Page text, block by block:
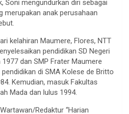
Soni mengundurkan diri sebagai
merupakan anak perusahaan
kelahiran Maumere, Flores, NTT
pendidikan SD Negeri
dan SMP Frater Maumere
di SMA Kolese de Britto
Kemudian, masuk Fakultas
Mada dan lulus 1994.
Redaktur “Harian